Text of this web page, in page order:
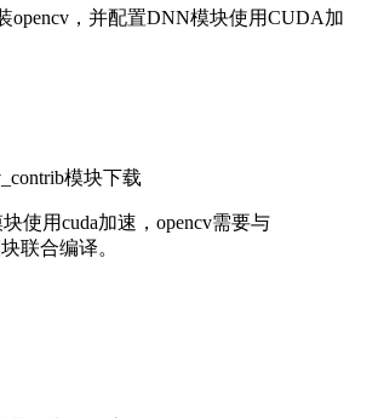
opencv，并配置DNN模块使用CUDA加
模块下载
使用cuda加速，opencv需要与
联合编译。